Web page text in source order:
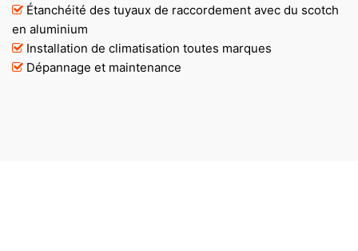
Étanchéité des tuyaux de raccordement avec du scotch
en aluminium
Installation de climatisation toutes marques
Dépannage et maintenance